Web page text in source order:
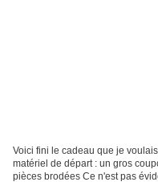
Voici fini le cadeau que je
matériel de départ : un gros
pièces brodées Ce n'est pas